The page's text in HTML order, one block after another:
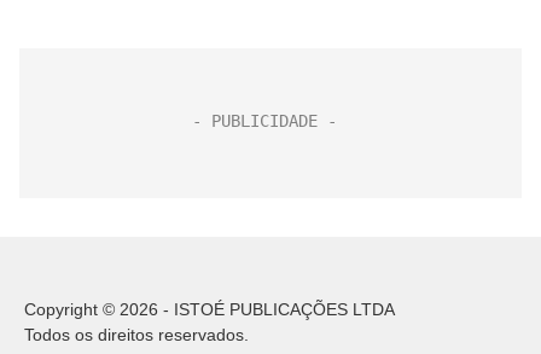
Copyright © 2026 - ISTOÉ PUBLICAÇÕES LTDA
Todos os direitos reservados.